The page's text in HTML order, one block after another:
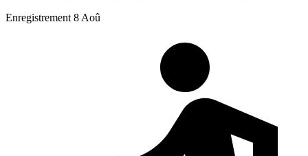
Enregistrement 8 Aoû